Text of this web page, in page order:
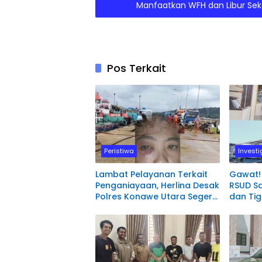
Manfaatkan WFH dan Libur
Pos Terkait
Peristiwa
Lambat Pelayanan Terkait
Penganiayaan, Herlina Desak
Polres Konawe Utara Segera
RSUD
dan